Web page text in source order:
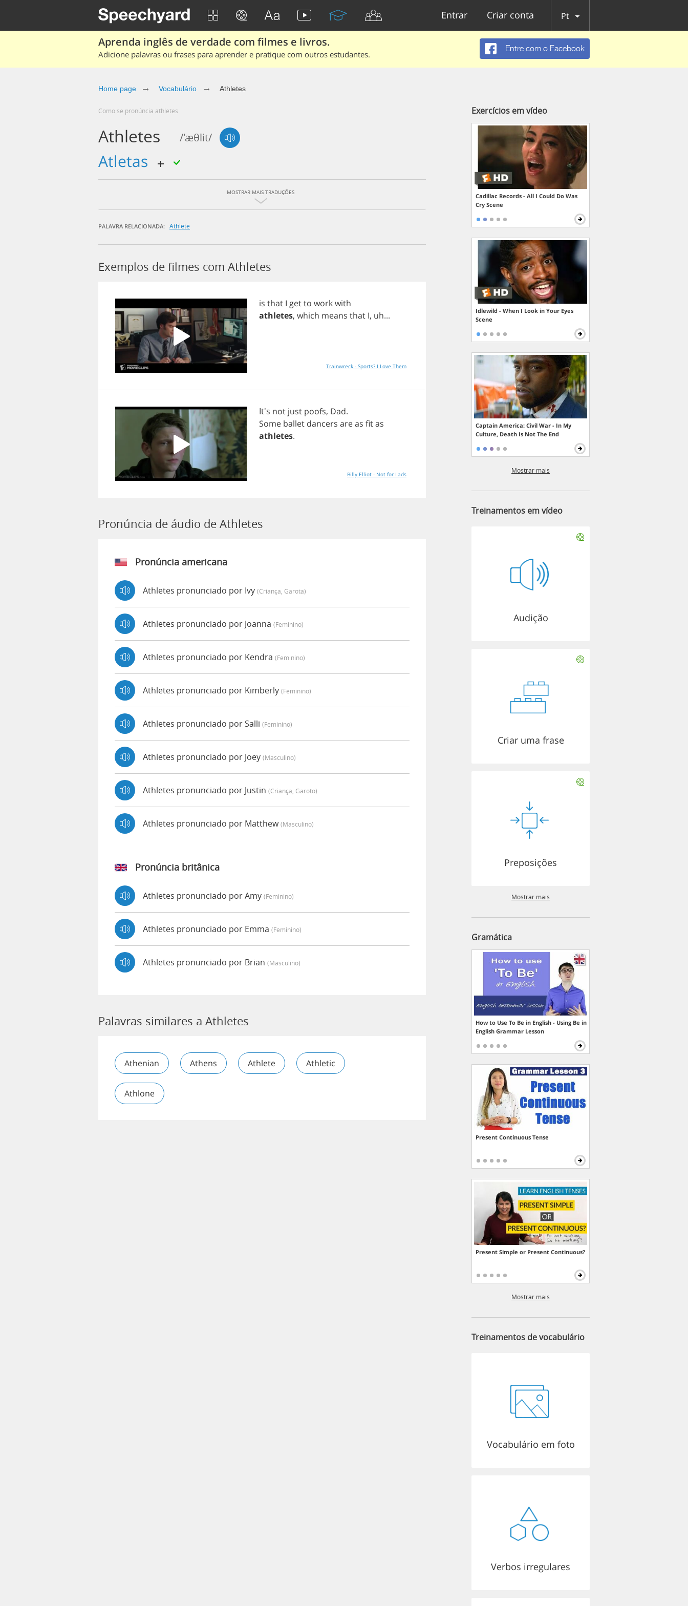
Entrar Criar conta Pt
Aprenda inglês de verdade com filmes e livros.
Adicione palavras ou frases para aprender e pratique com outros estudantes.
Entre com o Facebook
Home page Vocabulário Athletes
Como se pronúncia athletes
Athletes /'æθlit/
atletas
MOSTRAR MAIS TRADUÇÕES
PALAVRA RELACIONADA: Athlete
Exemplos de filmes com Athletes
is that I getto workwith
athletes, which means that I, uh...
Trainwreck - Sports? I Love Them
It's not just poofs, Dad.
Some ballet dancers areas fitas
athletes.
Billy Elliot - Not for Lads
Pronúncia de áudio de Athletes
Pronúncia americana
Athletes pronunciado por Ivy (criança, Garota)
Athletes pronunciado por Joanna (feminino)
Athletes pronunciado por Kendra (feminino)
Athletes pronunciado por Kimberly (feminino)
Athletes pronunciado por Salli (feminino)
Athletes pronunciado por Joey (masculino)
Athletes pronunciado por Justin (criança, Garoto)
Athletes pronunciado por Matthew(masculino)
Pronúncia britânica
Athletes pronunciado por Amy (feminino)
Athletes pronunciado por Emma (feminino)
Athletes pronunciado por Brian (masculino)
Palavras similares a Athletes
Athenian Athens Athlete Athletic
Athlone
Exercícios em vídeo
Cadillac Records - All I Could Do Was
Cry Scene
Idlewild - When I Look in Your Eyes
Scene
Captain America: Civil War - In My
Culture, Death Is Not The End
Mostrar mais
Treinamentos em vídeo
Audição
Criar uma frase
Preposições
Mostrar mais
Gramática
How to Use To Be in English - Using Be in
English Grammar Lesson
Present Continuous Tense
Present Simple or Present Continuous?
Mostrar mais
Treinamentos de vocabulário
Vocabulário em foto
Verbos irregulares